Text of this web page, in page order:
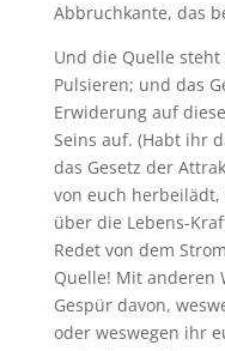
Abbruchkante, das
Und die Quelle
Pulsieren; und das
Erwiderung auf
Seins auf. (Habt ihr
das Gesetz der
von euch
über die Lebens-
Redet von dem
Quelle! Mit anderen
Gespür davon,
oder weswegen ihr